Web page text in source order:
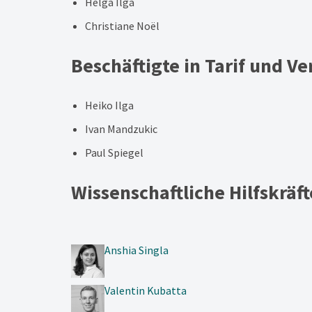
Christiane Noël
Beschäftigte in Tarif und
Heiko Ilga
Ivan Mandzukic
Paul Spiegel
Wissenschaftliche
Anshia Singla
Valentin Kubatta